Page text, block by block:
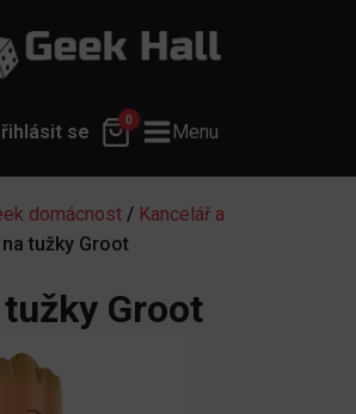
se
0
Menu
domácnost / Kancelář a
tužky Groot
Groot